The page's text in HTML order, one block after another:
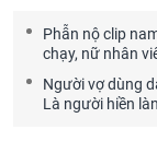
Phẫn nộ clip
chạy, nữ nhân
Người vợ dùng
Là người hiền